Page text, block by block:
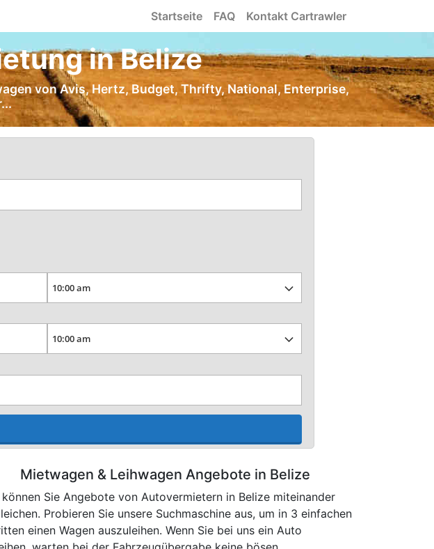
Startseite FAQ Kontakt Cartrawler
in Belize
von Avis, Hertz, Budget, Thrifty, National, Enterprise,
Mietwagen & Leihwagen Angebote in Belize
können Sie Angebote von Autovermietern in Belize miteinander
Probieren Sie unsere Suchmaschine aus, um in 3 einfachen
einen Wagen auszuleihen. Wenn Sie bei uns ein Auto